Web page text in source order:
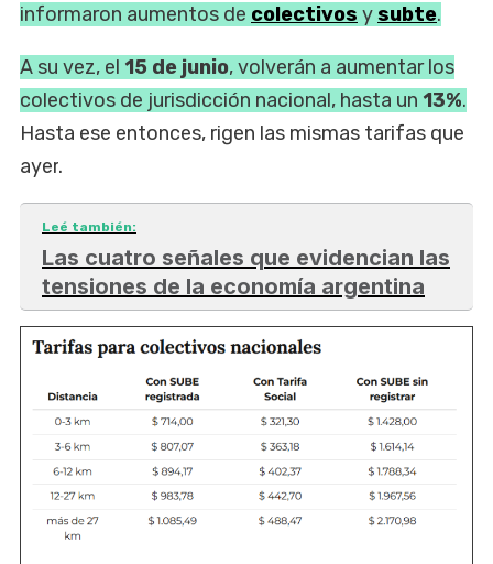
informaron aumentos de colectivos ysubte.
A su vez, el 15 de junio, volverán a aumentar los
colectivos de jurisdicción nacional, hasta un 13%.
Hasta ese entonces, rigen las mismas tarifas que
ayer.
Leé también:
Las cuatro señales que evidencian las
tensiones de la economía argentina